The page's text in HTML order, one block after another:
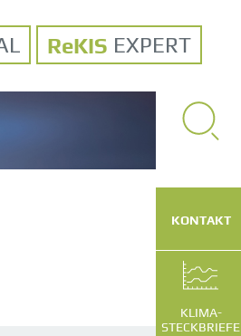
EXPERT
KONTAKT
KLIMA-
STECKBRIEFE